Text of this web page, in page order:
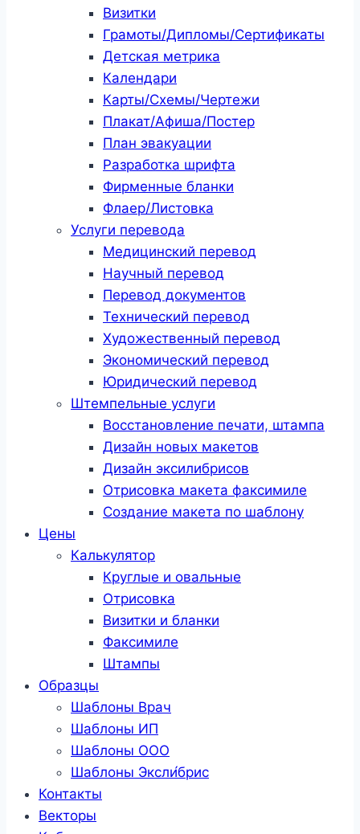
Визитки
Грамоты/Дипломы/Сертификаты
Детская метрика
Календари
Карты/Схемы/Чертежи
Плакат/Афиша/Постер
План эвакуации
Разработка шрифта
Фирменные бланки
Флаер/Листовка
Услуги перевода
Медицинский перевод
Научный перевод
Перевод документов
Технический перевод
Художественный перевод
Экономический перевод
Юридический перевод
Штемпельные услуги
Восстановление печати, штампа
Дизайн новых макетов
Дизайн эксилибрисов
Отрисовка макета факсимиле
Создание макета по шаблону
Цены
Калькулятор
Круглые и овальные
Отрисовка
Визитки и бланки
Факсимиле
Штампы
Образцы
Шаблоны Врач
Шаблоны ИП
Шаблоны ООО
Шаблоны Эксли́брис
Контакты
Векторы